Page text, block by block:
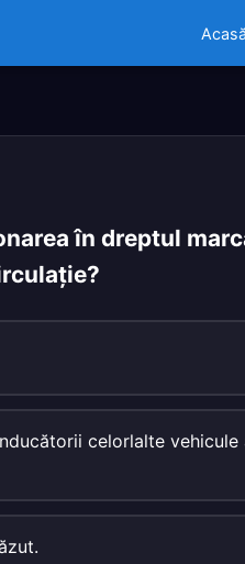
Acasă
în dreptul
celorlalte